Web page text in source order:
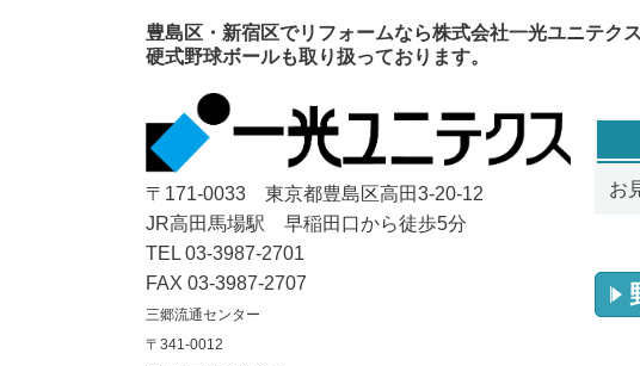
豊島区・新宿区でリフォームなら株式会社一光ユニテク
硬式野球ボールも取り扱っております。
〒171-0033 東京都豊島区高田3-20-12
JR高田馬場駅 早稲田口から徒歩5分
TEL 03-3987-2701
FAX 03-3987-2707
三郷流通センター
〒341-0012
お